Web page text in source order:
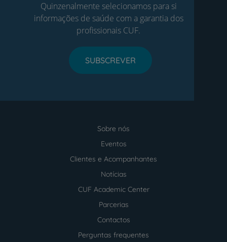
Quinzenalmente selecionamos para si
informações de saúde com a garantia dos
profissionais CUF.
SUBSCREVER
Sobre nós
Eventos
Clientes e Acompanhantes
Notícias
CUF Academic Center
Parcerias
Contactos
Perguntas frequentes